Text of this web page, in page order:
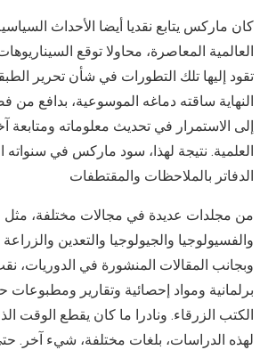
كان ماركس يتابع نقديا أيضا الأحداث
العالمية المعاصرة، محاولا توقع
تقود إليها تلك التطورات في شأن تحرير
النهاية ساقته دماغه الموسوعية، بدافع من
إلى الاستمرار في تحديث معلوماته ومتابعة
العلمية. نتيجة لهذا، سود ماركس في سنواته
الدفاتر بالملاحظات والمقتطفات
من مجلدات عديدة في مجالات مختلفة، مثل
والفسيولوجيا والجيولوجيا والتعدين والزراعة
وبجانب المقالات المنشورة في
برلمانية ومواد إحصائية وتقارير
الكتب الزرقاء. ونادرا ما كان يقطع
لهذه الدراسات، بلغات مختلفة، شيء آخر.